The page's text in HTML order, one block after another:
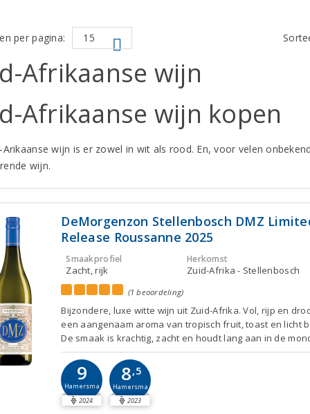
per pagina:
Afrikaanse wijn
Afrikaanse wijn kopen
Arikaanse wijn is er zowel in wit als rood. En, voor velen
wijn.
DeMorgenzon Stellenbosch DMZ
Release Roussanne 2025
Smaakprofiel
Zacht, rijk
Herkomst
Zuid-Afrika - Stellenbosch
(1 beoordeling)
Bijzondere, luxe witte wijn uit Zuid-Afrika. Vol, rijp en
een aangenaam aroma van tropisch fruit, toast en licht
De smaak is krachtig, zacht en houdt lang aan in de
9
Hamersma
2024
8,5
Hamersma
2023